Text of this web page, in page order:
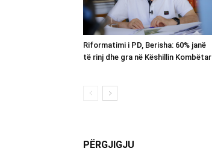
Riformatimi i PD, Berisha: 60% janë
të rinj dhe gra në Këshillin Kombëtar
PËRGJIGJU